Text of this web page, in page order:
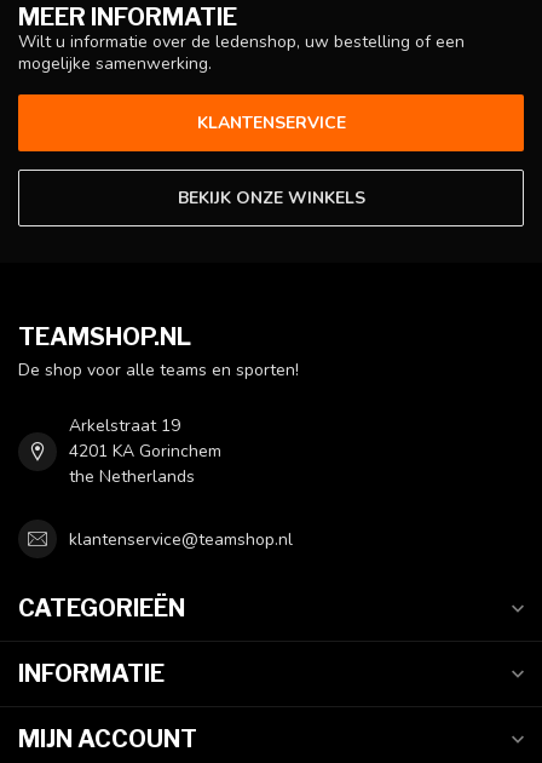
MEER INFORMATIE
Wilt u informatie over de ledenshop, uw bestelling of een
mogelijke samenwerking.
KLANTENSERVICE
BEKIJK ONZE WINKELS
TEAMSHOP.NL
De shop voor alle teams en sporten!
Arkelstraat 19
4201 KA Gorinchem
the Netherlands
klantenservice@teamshop.nl
CATEGORIEËN
INFORMATIE
MIJN ACCOUNT